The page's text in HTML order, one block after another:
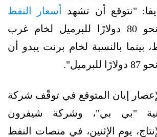
"نتوقع أن تشهد أسعار النفط
الخام انتعاشًا نحو 80 دولارًا للبرميل لخام غرب
بالنسبة لخام برنت يبدو أن
إيان المتوقع في توقّف شركة
"بي بي"، وشركة شيفرون
يوم الإثنين، في منصات النفط